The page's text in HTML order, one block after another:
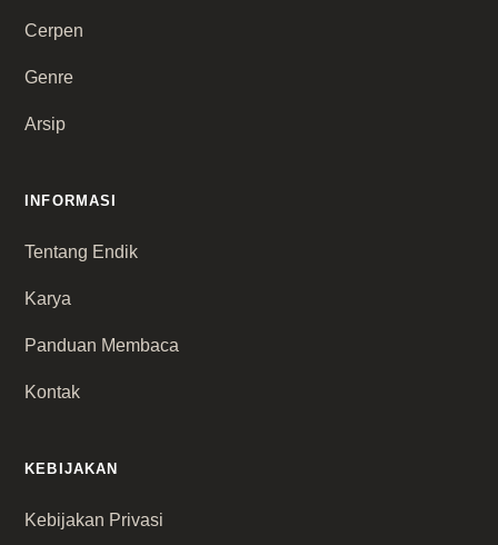
Cerpen
Genre
Arsip
INFORMASI
Tentang Endik
Karya
Panduan Membaca
Kontak
KEBIJAKAN
Kebijakan Privasi